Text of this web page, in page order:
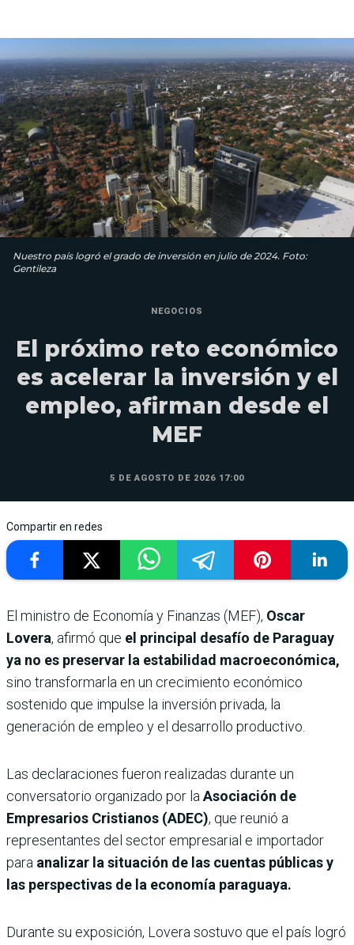
Nuestro país logró el grado de inversión en julio de 2024. Foto:
Gentileza
NEGOCIOS
El próximo reto económico
es acelerar la inversión y el
empleo, afirman desde el
MEF
5 DE AGOSTO DE 2026 17:00
Compartir en redes
El ministro de Economía y Finanzas (MEF), Oscar
Lovera, afirmó que el principal desafío de Paraguay
ya no es preservar la estabilidad macroeconómica,
sino transformarla en un crecimiento económico
sostenido que impulse la inversión privada, la
generación de empleo y el desarrollo productivo.
Las declaraciones fueron realizadas durante un
conversatorio organizado por laAsociación de
Empresarios Cristianos (ADEC), que reunió a
representantes del sector empresarial e importador
para analizar la situación de las cuentas públicas y
las perspectivas de la economía paraguaya.
Durante su exposición, Lovera sostuvo que el país logró